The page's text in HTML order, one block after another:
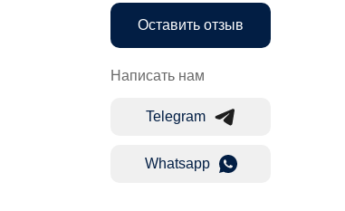
Оставить отзыв
Написать нам
Telegram
Whatsapp